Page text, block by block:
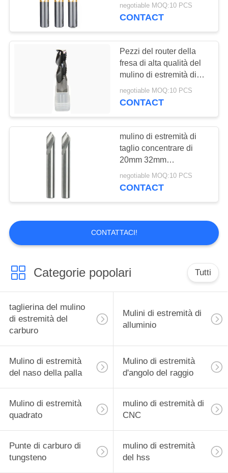
della fresa di
negotiable MOQ:10 PCS
CONTACT
Pezzi del router della
fresa di alta qualità del
mulino di estremità di
sgrossatura di CNC del
carburo per legno
negotiable MOQ:10 PCS
CONTACT
mulino di estremità di
taglio concentrare di
20mm 32mm
40mm/taglierina solida
del mulino di estremità
negotiable MOQ:10 PCS
CONTACT
CONTATTACI!
Categorie popolari Tutti
taglierina del mulino
di estremità del
carburo
Mulini di estremità di
alluminio
Mulino di estremità
del naso della palla
Mulino di estremità
d'angolo del raggio
Mulino di estremità
quadrato
mulino di estremità di
CNC
Punte di carburo di
tungsteno
mulino di estremità
del hss